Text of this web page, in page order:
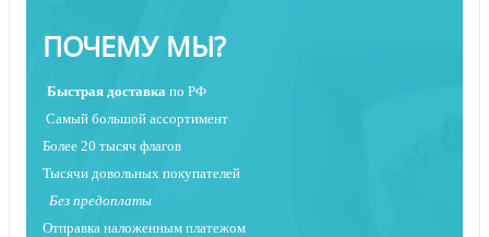
ПОЧЕМУ МЫ?
Быстрая доставка по РФ
Самый большой ассортимент
Более 20 тысяч флагов
Тысячи довольных покупателей
Без предоплаты
Отправка наложенным платежом